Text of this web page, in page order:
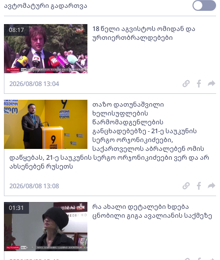
ავტომატური გადართვა
18 წელი აგვისტოს ომიდან და
ურთიერთბრალდებები
08:17
2026/08/08 13:04
თაზო დათუნაშვილი
ხელისუფლების
წარმომადგენლების
განცხადებებზე - 21-ე საუკუნის
სერგო ორჯონიკიძეები,
საქართველოს აბრალებენ ომის
დაწყებას, 21-ე საუკუნის სერგო ორჯონიკიძეები ვერ და არ
ახსენებენ რუსეთს
2026/08/08 13:08
რა ახალი დეტალები ხდება
ცნობილი გიგა ავალიანის საქმეზე
01:31